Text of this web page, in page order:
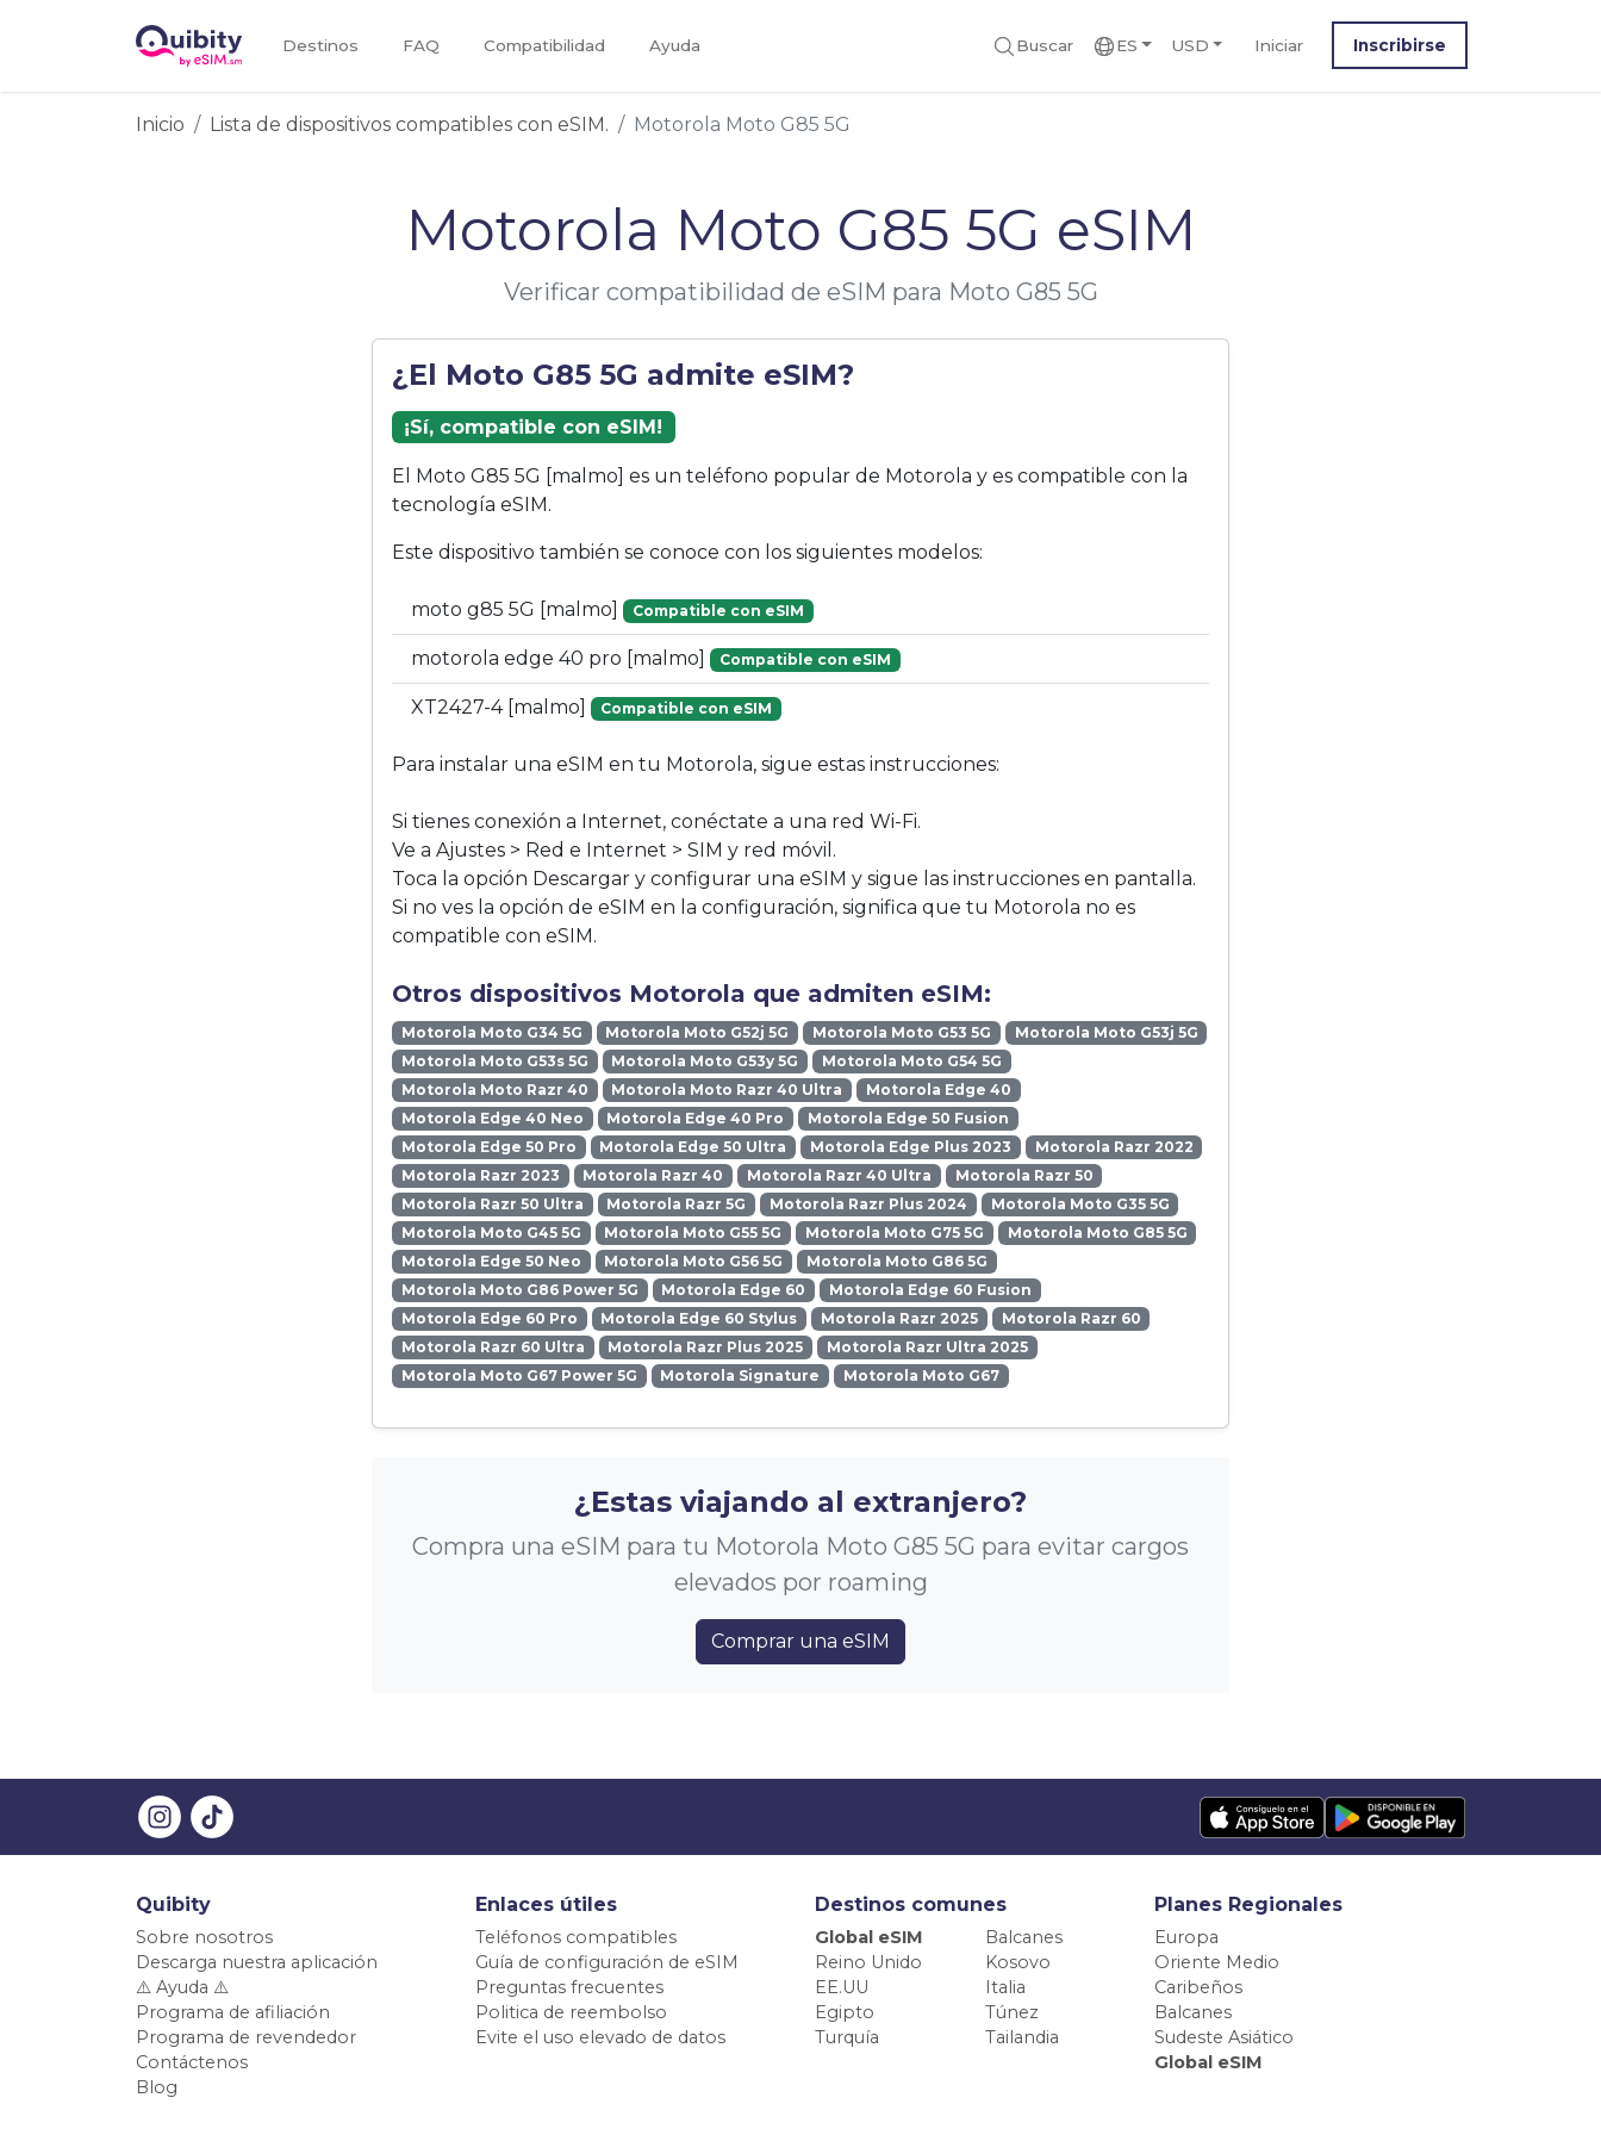
Destinos FAQ Compatibilidad Ayuda Buscar ES USD Iniciar Inscribirse
Inicio Lista de dispositivos compatibles con eSIM. Motorola Moto G85 5G
Motorola Moto G85 5G eSIM
Verificar compatibilidad de eSIM para Moto G85 5G
¿El Moto G85 5G admite eSIM?
¡Sí, compatible con eSIM!
El Moto G85 5G [malmo] es un teléfono popular de Motorola y es compatible con la
tecnología eSIM.
Este dispositivo también se conoce con los siguientes modelos:
moto g85 5G [malmo] Compatible con eSIM
motorola edge 40 pro [malmo] Compatible con eSIM
XT2427-4 [malmo] Compatible con eSIM
Para instalar una eSIM en tu Motorola, sigue estas instrucciones:
Si tienes conexión a Internet, conéctate a una red Wi-Fi.
Ve a Ajustes > Red e Internet > SIM y red móvil.
Toca la opción Descargar y configurar una eSIM y sigue las instrucciones en pantalla.
Si no ves la opción de eSIM en la configuración, significa que tu Motorola no es
compatible con eSIM.
Otros dispositivos Motorola que admiten eSIM:
Motorola Moto G34 5G Motorola Moto G52j 5G Motorola Moto G53 5G
Motorola Moto G53j 5G
Motorola Moto G53s 5G
Motorola Moto G53y 5G
Motorola Moto G54 5G
Motorola Moto Razr 40
Motorola Moto Razr 40 Ultra
Motorola Edge 40
Motorola Edge 40 Neo
Motorola Edge 40 Pro
Motorola Edge 50 Fusion
Motorola Edge 50 Pro
Motorola Edge 50 Ultra Motorola Edge Plus 2023
Motorola Razr 2022
Motorola Razr 2023
Motorola Razr 40 Motorola Razr 40 Ultra
Motorola Razr 50
Motorola Razr 50 Ultra
Motorola Razr 5G Motorola Razr Plus 2024
Motorola Moto G35 5G
Motorola Moto G45 5G
Motorola Moto G55 5G Motorola Moto G75 5G
Motorola Moto G85 5G
Motorola Edge 50 Neo
Motorola Moto G56 5G
Motorola Moto G86 5G
Motorola Moto G86 Power 5G
Motorola Edge 60
Motorola Edge 60 Fusion
Motorola Edge 60 Pro
Motorola Edge 60 Stylus Motorola Razr 2025
Motorola Razr 60
Motorola Razr 60 Ultra
Motorola Razr Plus 2025
Motorola Razr Ultra 2025
Motorola Moto G67 Power 5G
Motorola Signature Motorola Moto G67
¿Estas viajando al extranjero?
Compra una eSIM para tu Motorola Moto G85 5G para evitar cargos
elevados por roaming
Comprar una eSIM
Quibity
Sobre nosotros
Descarga nuestra aplicación
⚠️ Ayuda ⚠️
Programa de afiliación
Programa de revendedor
Contáctenos
Blog
Enlaces útiles
Teléfonos compatibles
Guía de configuración de eSIM
Preguntas frecuentes
Politica de reembolso
Evite el uso elevado de datos
Destinos comunes
Global eSIM
Balcanes
Reino Unido
Kosovo
EE.UU
Italia
Egipto
Túnez
Turquía
Tailandia
Planes Regionales
Europa
Oriente Medio
Caribeños
Balcanes
Sudeste Asiático
Global eSIM